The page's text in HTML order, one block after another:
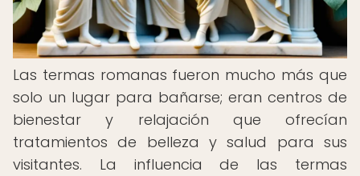
Las termas romanas fueron mucho más que
solo un lugar para bañarse; eran centros de
bienestar y relajación que ofrecían
tratamientos de belleza y salud para sus
visitantes. La influencia de las termas